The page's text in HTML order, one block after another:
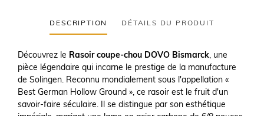
DESCRIPTION DÉTAILS DU PRODUIT
Découvrez le Rasoir coupe-chou DOVO Bismarck, une
pièce légendaire qui incarne le prestige de la manufacture
de Solingen. Reconnu mondialement sous l'appellation «
Best German Hollow Ground », ce rasoir est le fruit d'un
savoir-faire séculaire. Il se distingue par son esthétique